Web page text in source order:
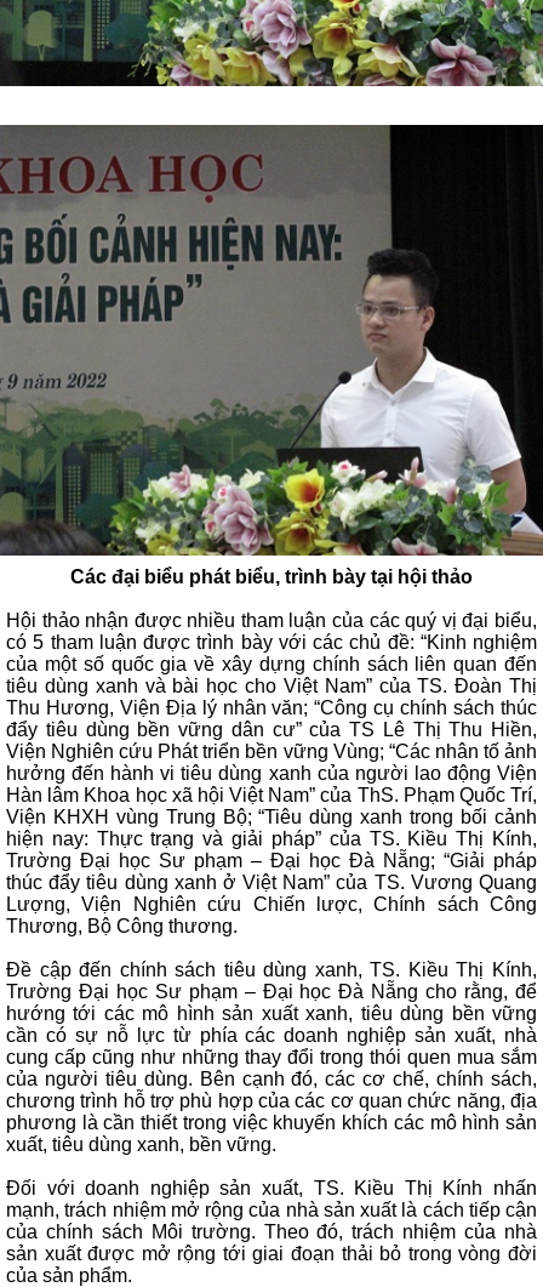
Các đại biểu phát biểu, trình bày tại hội thảo
Hội thảo nhận được nhiều tham luận của các quý vị đại biểu,
có 5 tham luận được trình bày với các chủ đề: “Kinh nghiệm
của một số quốc gia về xây dựng chính sách liên quan đến
tiêu dùng xanh và bài học cho Việt Nam” của TS. Đoàn Thị
Thu Hương, Viện Địa lý nhân văn; “Công cụ chính sách thúc
đẩy tiêu dùng bền vững dân cư” của TS Lê Thị Thu Hiền,
Viện Nghiên cứu Phát triển bền vững Vùng; “Các nhân tố ảnh
hưởng đến hành vi tiêu dùng xanh của người lao động Viện
Hàn lâm Khoa học xã hội Việt Nam” của ThS. Phạm Quốc Trí,
Viện KHXH vùng Trung Bộ; “Tiêu dùng xanh trong bối cảnh
hiện nay: Thực trạng và giải pháp” của TS. Kiều Thị Kính,
Trường Đại học Sư phạm – Đại học Đà Nẵng; “Giải pháp
thúc đẩy tiêu dùng xanh ở Việt Nam” của TS. Vương Quang
Lượng, Viện Nghiên cứu Chiến lược, Chính sách Công
Thương, Bộ Công thương.
Đề cập đến chính sách tiêu dùng xanh, TS. Kiều Thị Kính,
Trường Đại học Sư phạm – Đại học Đà Nẵng cho rằng, để
hướng tới các mô hình sản xuất xanh, tiêu dùng bền vững
cần có sự nỗ lực từ phía các doanh nghiệp sản xuất, nhà
cung cấp cũng như những thay đổi trong thói quen mua sắm
của người tiêu dùng. Bên cạnh đó, các cơ chế, chính sách,
chương trình hỗ trợ phù hợp của các cơ quan chức năng, địa
phương là cần thiết trong việc khuyến khích các mô hình sản
xuất, tiêu dùng xanh, bền vững.
Đối với doanh nghiệp sản xuất, TS. Kiều Thị Kính nhấn
mạnh, trách nhiệm mở rộng của nhà sản xuất là cách tiếp cận
của chính sách Môi trường. Theo đó, trách nhiệm của nhà
sản xuất được mở rộng tới giai đoạn thải bỏ trong vòng đời
của sản phẩm.